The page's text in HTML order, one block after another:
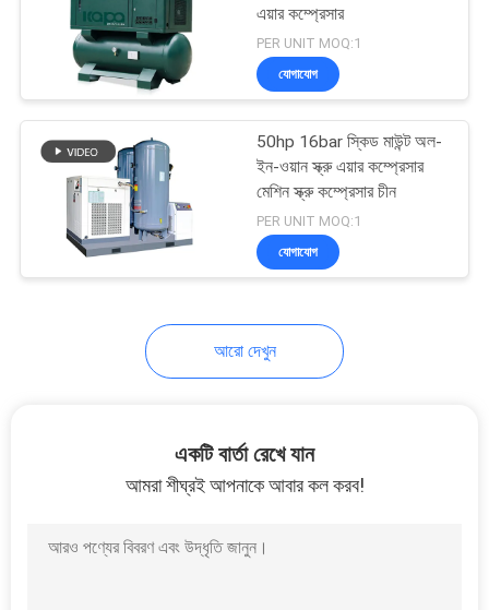
সংকুচিত এয়ার স্টেশন
এয়ার কমপ্রেসার খুচরা
এয়ার কম্প্রেসার
PER UNIT MOQ:1
যোগাযোগ
50hp 16bar স্কিড মাউন্ট অল-
ইন-ওয়ান স্ক্রু এয়ার কম্প্রেসার
মেশিন স্ক্রু কম্প্রেসার চীন
PER UNIT MOQ:1
যোগাযোগ
আরো দেখুন
একটি বার্তা রেখে যান
আমরা শীঘ্রই আপনাকে আবার কল করব!